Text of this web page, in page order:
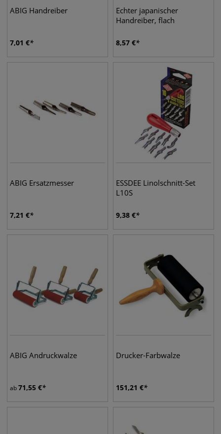
ABIG Handreiber
7,01 €
Echter japanischer
Handreiber, flach
8,57 €
ABIG Ersatzmesser
7,21 €
ESSDEE Linolschnitt-Set
L10S
9,38 €
ABIG Andruckwalze
ab71,55 €
Drucker-Farbwalze
151,21 €